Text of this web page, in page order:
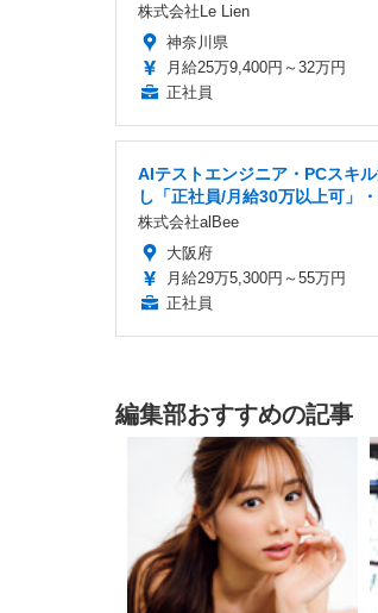
株式会社Le Lien
神奈川県
月給25万9,400円～32万円
正社員
AIテストエンジニア・PCスキ
し「正社員/月給30万以上可」
株式会社alBee
大阪府
月給29万5,300円～55万円
正社員
編集部おすすめの記事